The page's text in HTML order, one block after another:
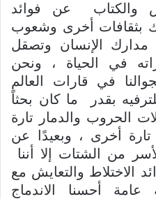
والكتاب عن فوائد
بثقافات أخرى وشعوب
مدارك الإنسان وتصقل
في الحياة ، ونحن
في قارات العالم
بقدر ما كان بحثاً
الحروب والدمار تارة
تارة أخرى ، وبعيدًا عن
من الشتات إلا أننا
الاختلاط والتعايش مع
أحسنا الاندماج